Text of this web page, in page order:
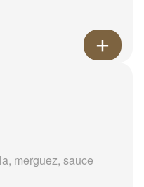
merguez, sauce